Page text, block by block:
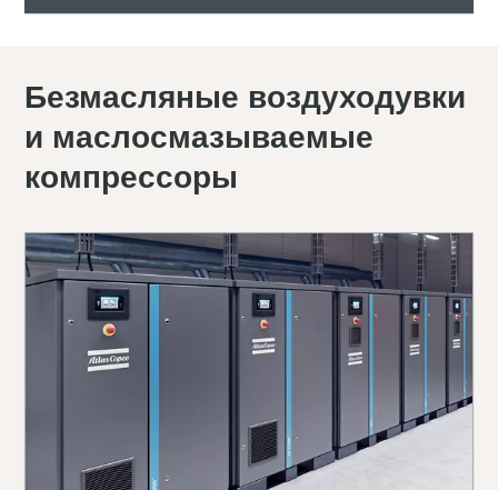
Безмасляные воздуходувки
и маслосмазываемые
компрессоры